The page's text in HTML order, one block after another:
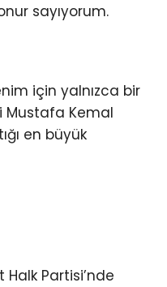
sayıyorum.
için yalnızca bir
Mustafa Kemal
en büyük
Partisi’nde